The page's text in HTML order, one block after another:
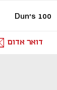
Dun's 100
דואר אדום